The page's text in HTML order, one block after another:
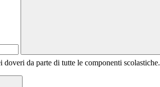
da parte di tutte le componenti scolastiche.